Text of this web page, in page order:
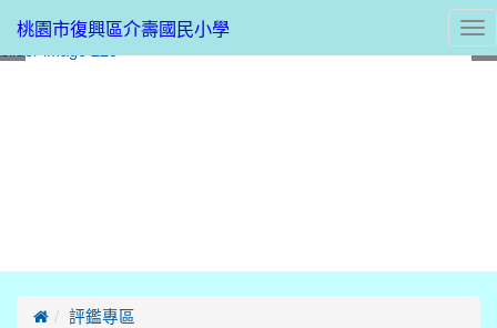
桃園市復興區介壽國民小學
評鑑專區